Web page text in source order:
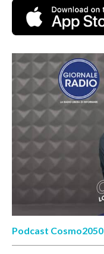
Podcast Cosmo2050